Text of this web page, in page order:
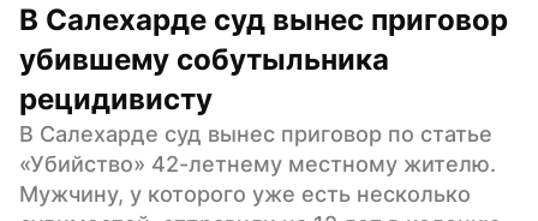
В Салехарде суд вынес приговор
убившему собутыльника
рецидивисту
В Салехарде суд вынес приговор по статье
«Убийство» 42-летнему местному жителю.
Мужчину, у которого уже есть несколько